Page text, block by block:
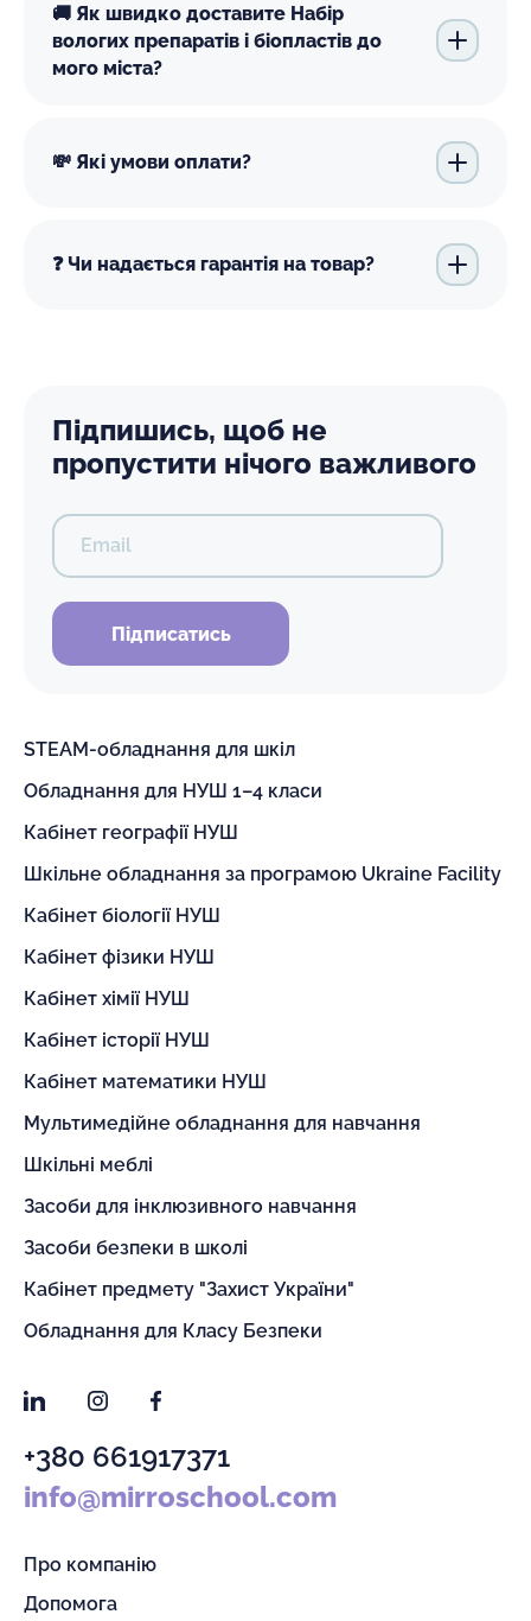
🚚 Як швидко доставите Набір
вологих препаратів і біопластів до
мого міста?
💸 Які умови оплати?
❓ Чи надається гарантія на товар?
Підпишись, щоб не
пропустити нічого важливого
Email
Підписатись
STEAM-обладнання для шкіл
Обладнання для НУШ 1–4 класи
Кабінет географії НУШ
Шкільне обладнання за програмою Ukraine Facility
Кабінет біології НУШ
Кабінет фізики НУШ
Кабінет хімії НУШ
Кабінет історії НУШ
Кабінет математики НУШ
Мультимедійне обладнання для навчання
Шкільні меблі
Засоби для інклюзивного навчання
Засоби безпеки в школі
Кабінет предмету "Захист України"
Обладнання для Класу Безпеки
LinkedInInstagramFacebook
+380 661917371
info@mirroschool.com
Про компанію
Допомога